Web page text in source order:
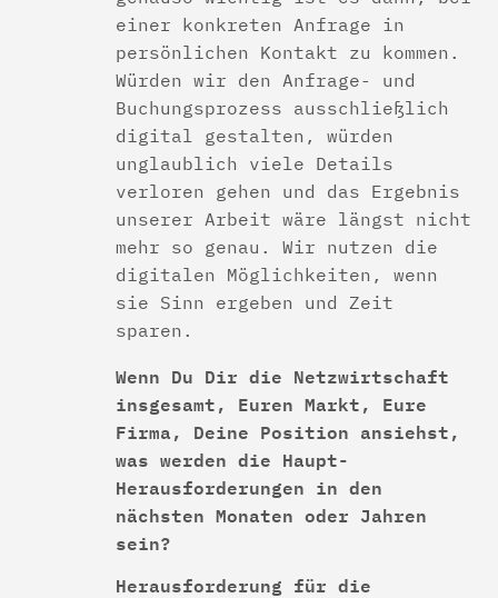
einer konkreten Anfrage in
persönlichen Kontakt zu kommen.
Würden wir den Anfrage- und
Buchungsprozess ausschließlich
digital gestalten, würden
unglaublich viele Details
verloren gehen und das Ergebnis
unserer Arbeit wäre längst nicht
mehr so genau. Wir nutzen die
digitalen Möglichkeiten, wenn
sie Sinn ergeben und Zeit
sparen.
Wenn Du Dir die Netzwirtschaft
insgesamt, Euren Markt, Eure
Firma, Deine Position ansiehst,
was werden die Haupt-
Herausforderungen in den
nächsten Monaten oder Jahren
sein?
Herausforderung für die